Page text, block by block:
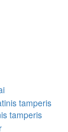
tamperis